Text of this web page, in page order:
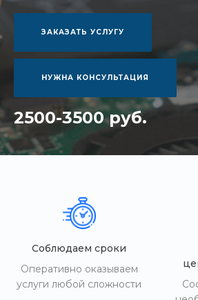
ЗАКАЗАТЬ УСЛУГУ
НУЖНА КОНСУЛЬТАЦИЯ
2500-3500 руб.
Соблюдаем сроки
Оперативно оказываем
услуги любой сложности